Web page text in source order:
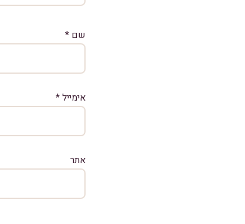
שם *
אימייל*
אתר